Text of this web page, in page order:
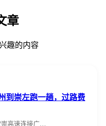
章
趣的内容
到崇左跑一趟，过路费
崇高速连接广…